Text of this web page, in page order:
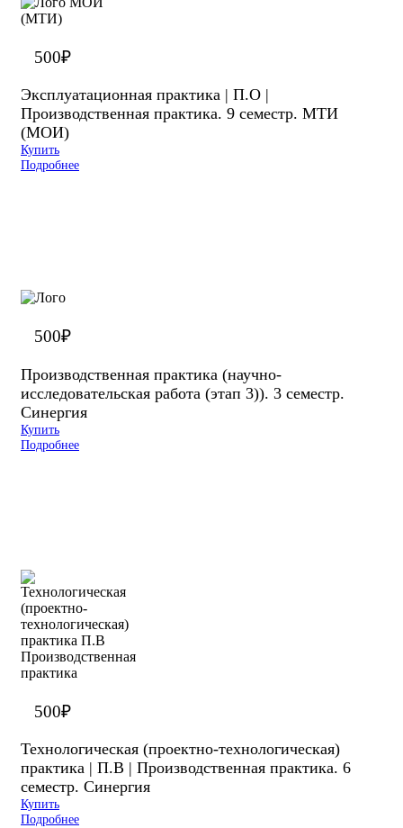
500₽
Эксплуатационная практика | П.О |
Производственная практика. 9 семестр. МТИ
(МОИ)
Купить
Подробнее
500₽
Производственная практика (научно-
исследовательская работа (этап 3)). 3 семестр.
Синергия
Купить
Подробнее
500₽
Технологическая (проектно-технологическая)
практика | П.В | Производственная практика. 6
семестр. Синергия
Купить
Подробнее